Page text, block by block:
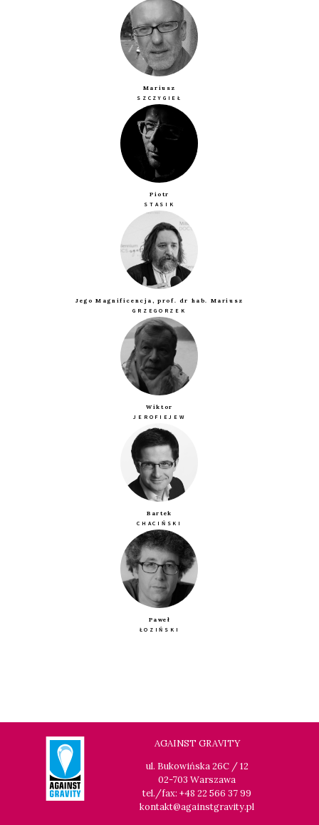
Mariusz
SZCZYGIEŁ
Piotr
STASIK
Jego Magnificencja, prof. dr hab. Mariusz
GRZEGORZEK
Wiktor
JEROFIEJEW
Bartek
CHACIŃSKI
Paweł
ŁOZIŃSKI
AGAINST GRAVITY
ul. Bukowińska 26C / 12
02-703 Warszawa
tel./fax: +48 22 566 37 99
kontakt@againstgravity.pl